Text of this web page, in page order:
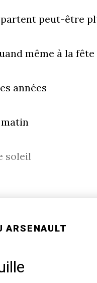
peut-être
même à la fête
années
matin
soleil
ARSENAULT